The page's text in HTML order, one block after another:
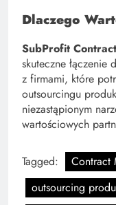
Dlaczego
SubProfit
skuteczne łączenie
z firmami, które
outsourcingu
niezastąpionym
wartościowych
Tagged: Contract
outsourcing